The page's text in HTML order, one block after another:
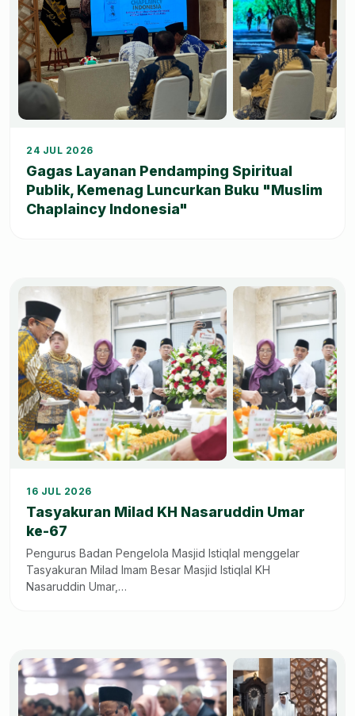
24 JUL 2026
Gagas Layanan Pendamping Spiritual
Publik, Kemenag Luncurkan Buku "Muslim
Chaplaincy Indonesia"
16 JUL 2026
Tasyakuran Milad KH Nasaruddin Umar
ke-67
Pengurus Badan Pengelola Masjid Istiqlal menggelar
Tasyakuran Milad Imam Besar Masjid Istiqlal KH
Nasaruddin Umar,…